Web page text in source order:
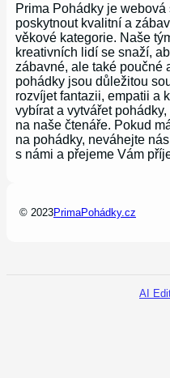
Prima Pohádky je
poskytnout kvalitní a
věkové kategorie. Naše
kreativních lidí se snaží,
zábavné, ale také poučné
pohádky jsou důležitou
rozvíjet fantazii, empatii a
vybírat a vytvářet
na naše čtenáře. Pokud
na pohádky, neváhejte
s námi a přejeme Vám
© 2023PrimaPohádky.cz
AI